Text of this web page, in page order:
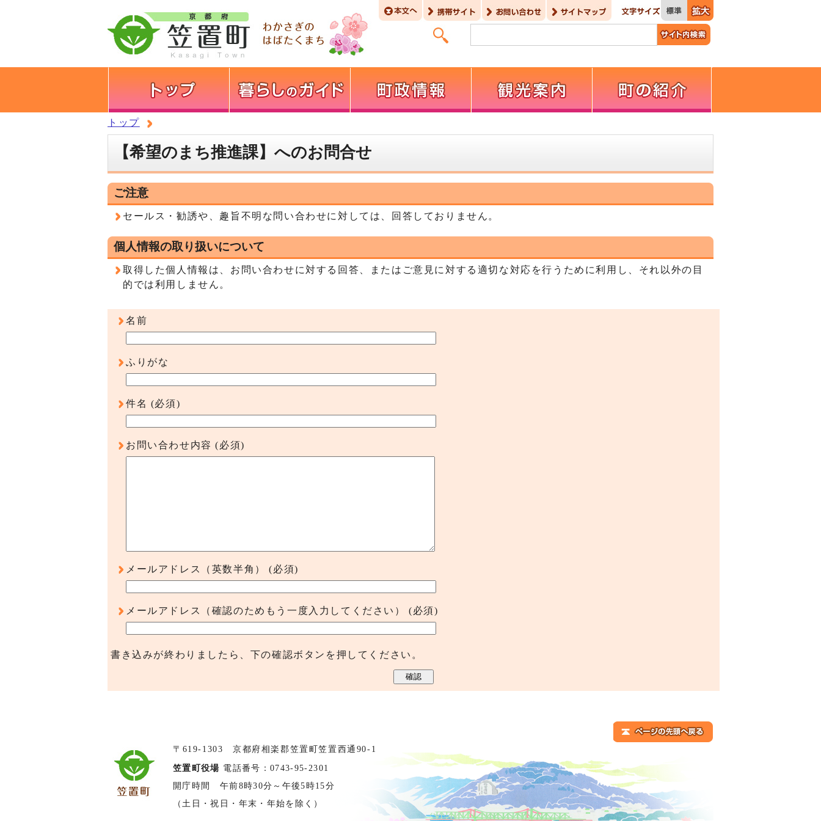
トップ
【希望のまち推進課】へのお問合せ
ご注意
セールス・勧誘や、趣旨不明な問い合わせに対しては、回答しておりません。
個人情報の取り扱いについて
取得した個人情報は、お問い合わせに対する回答、またはご意見に対する適切な対応を行うために利用し、それ以外の目
的では利用しません。
名前
ふりがな
件名 (必須)
お問い合わせ内容 (必須)
メールアドレス（英数半角） (必須)
メールアドレス（確認のためもう一度入力してください） (必須)
書き込みが終わりましたら、下の確認ボタンを押してください。
〒619-1303 京都府相楽郡笠置町笠置西通90-1
笠置町役場 電話番号：0743-95-2301
開庁時間 午前8時30分～午後5時15分
（土日・祝日・年末・年始を除く）